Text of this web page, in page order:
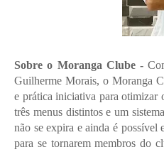
Sobre o Moranga Clube -
Guilherme Morais, o Moranga
e prática iniciativa para otimizar
três menus distintos e um
não se expira e ainda é possível
para se tornarem membros do